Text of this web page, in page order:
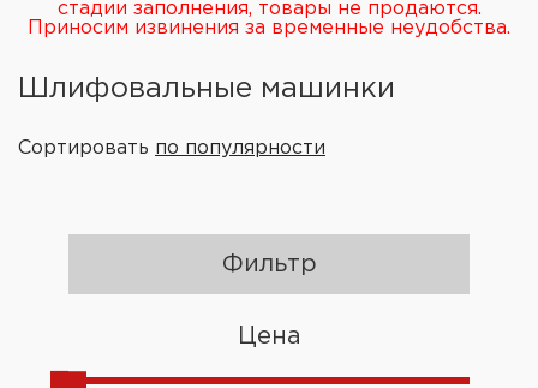
стадии заполнения, товары не продаются.
Приносим извинения за временные неудобства.
Шлифовальные машинки
Сортировать по популярности
Фильтр
Цена